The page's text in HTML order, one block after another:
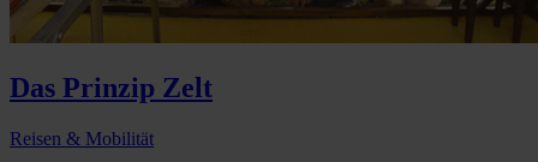
Das Prinzip Zelt
Reisen & Mobilität